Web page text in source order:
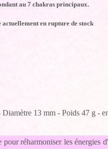
au 7 chakras principaux.
en rupture de stock
13 mm - Poids 47 g -
pour réharmoniser les énergies